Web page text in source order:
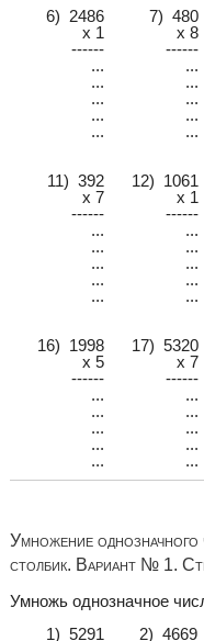
6) 2486 7) 480
x 1
x 8
------
------
...
...
...
...
...
...
...
...
...
...
11) 392 12) 1061
x 7
x 1
------
------
...
...
...
...
...
...
...
...
...
...
16) 1998 17) 5320
x 5
x 7
------
------
...
...
...
...
...
...
...
...
...
...
Умножение однозначного
столбик. Вариант № 1.
Умножь однозначное
1) 5291
2) 4669